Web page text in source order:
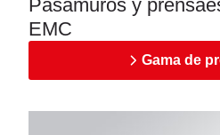
Pasamuros y
EMC
Gama de